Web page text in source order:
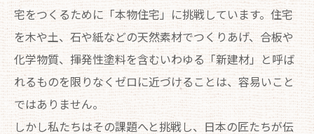
宅をつくるために「本物住宅」に挑戦しています。住宅
を木や土、石や紙などの天然素材でつくりあげ、合板や
化学物質、揮発性塗料を含むいわゆる「新建材」と呼ば
れるものを限りなくゼロに近づけることは、容易いこと
ではありません。
しかし私たちはその課題へと挑戦し、日本の匠たちが伝